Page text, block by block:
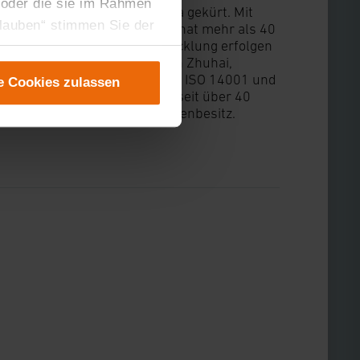
die sie im Rahmen
stimmen Sie der
der einzelnen
teilweise zustimmen.
Cookies zulassen
zum Marktführer in Europa gekürt. Mit
Smart-Home-Portfolio und hat mehr als 40
Design und Produktentwicklung erfolgen
im konzerneigenen Werk in Zhuhai,
und den Zertifizierungen ISO 14001 und
die eQ-3 AG aus der seit über 40
sich zu 100 % in Familienbesitz.